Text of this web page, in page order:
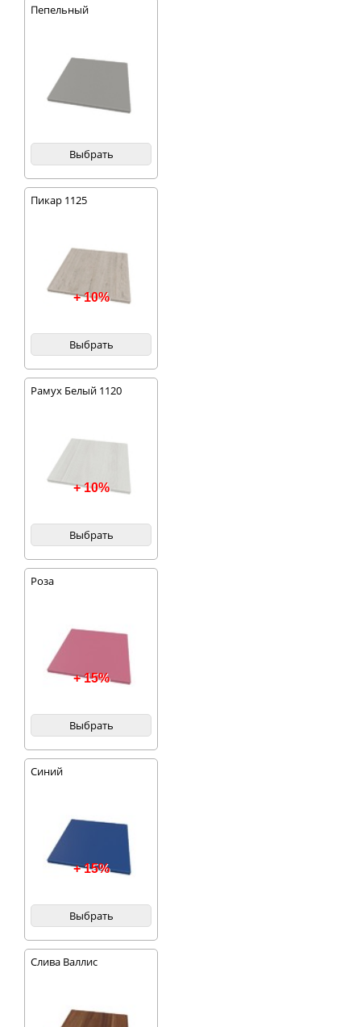
Пепельный
Выбрать
Пикар 1125
+ 10%
Выбрать
Рамух Белый 1120
+ 10%
Выбрать
Роза
+ 15%
Выбрать
Синий
+ 15%
Выбрать
Слива Валлис